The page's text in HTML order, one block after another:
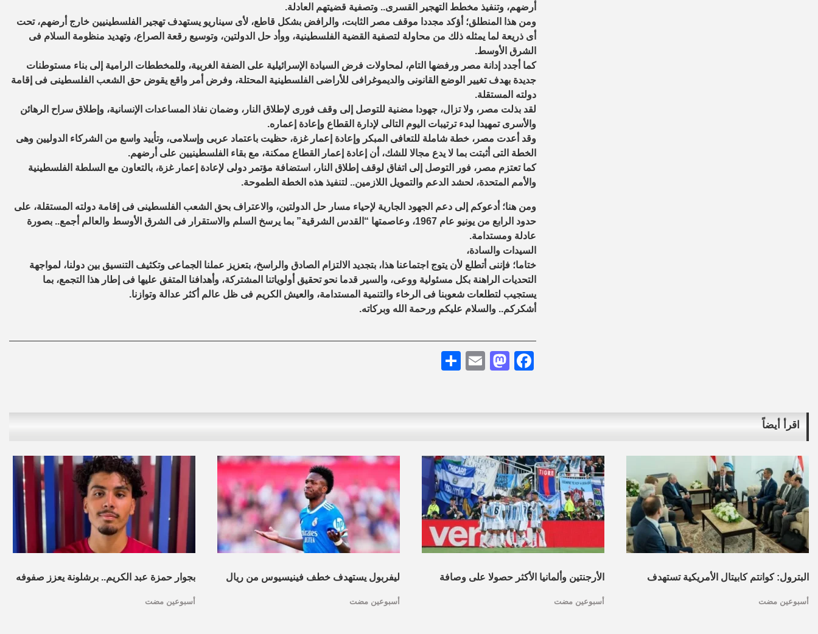
أرضهم، وتنفيذ مخطط التهجير القسرى.. وتصفية قضيتهم العادلة.
ومن هذا المنطلق؛ أؤكد مجددا موقف مصر الثابت، والرافض بشكل قاطع، لأى سيناريو يستهدف تهجير الفلسطينيين خارج أرضهم، تحت
أى ذريعة لما يمثله ذلك من محاولة لتصفية القضية الفلسطينية، ووأد حل الدولتين، وتوسيع رقعة الصراع، وتهديد منظومة السلام فى
الشرق الأوسط.
كما أجدد إدانة مصر ورفضها التام، لمحاولات فرض السيادة الإسرائيلية على الضفة الغربية، وللمخططات الرامية إلى بناء مستوطنات
جديدة بهدف تغيير الوضع القانونى والديموغرافى للأراضى الفلسطينية المحتلة، وفرض أمر واقع يقوض حق الشعب الفلسطينى فى إقامة
دولته المستقلة.
لقد بذلت مصر، ولا تزال، جهودا مضنية للتوصل إلى وقف فورى لإطلاق النار، وضمان نفاذ المساعدات الإنسانية، وإطلاق سراح الرهائن
والأسرى تمهيدا لبدء ترتيبات اليوم التالى لإدارة القطاع وإعادة إعماره.
وقد أعدت مصر، خطة شاملة للتعافى المبكر وإعادة إعمار غزة، حظيت باعتماد عربى وإسلامى، وتأييد واسع من الشركاء الدوليين وهى
الخطة التى أثبتت بما لا يدع مجالا للشك، أن إعادة إعمار القطاع ممكنة، مع بقاء الفلسطينيين على أرضهم.
كما تعتزم مصر، فور التوصل إلى اتفاق لوقف إطلاق النار، استضافة مؤتمر دولى لإعادة إعمار غزة، بالتعاون مع السلطة الفلسطينية
والأمم المتحدة، لحشد الدعم والتمويل اللازمين.. لتنفيذ هذه الخطة الطموحة.
ومن هنا؛ أدعوكم إلى دعم الجهود الجارية لإحياء مسار حل الدولتين، والاعتراف بحق الشعب الفلسطينى فى إقامة دولته المستقلة، على
حدود الرابع من يونيو عام 1967، وعاصمتها “القدس الشرقية” بما يرسخ السلم والاستقرار فى الشرق الأوسط والعالم أجمع.. بصورة
عادلة ومستدامة.
السيدات والسادة،
ختاما؛ فإننى أتطلع لأن يتوج اجتماعنا هذا، بتجديد الالتزام الصادق والراسخ، بتعزيز عملنا الجماعى وتكثيف التنسيق بين دولنا، لمواجهة
التحديات الراهنة بكل مسئولية ووعى، والسير قدما نحو تحقيق أولوياتنا المشتركة، وأهدافنا المتفق عليها فى إطار هذا التجمع، بما
يستجيب لتطلعات شعوبنا فى الرخاء والتنمية المستدامة، والعيش الكريم فى ظل عالم أكثر عدالة وتوازنا.
أشكركم.. والسلام عليكم ورحمة الله وبركاته.
Facebook
Mastodon
Email
اقرأ أيضاً
البترول: كوانتم كابيتال الأمريكية تستهدف
أسبوعين مضت
الأرجنتين وألمانيا الأكثر حصولا على وصافة
أسبوعين مضت
ليفربول يستهدف خطف فينيسيوس من ريال
أسبوعين مضت
بجوار حمزة عبد الكريم.. برشلونة يعزز صفوفه
أسبوعين مضت